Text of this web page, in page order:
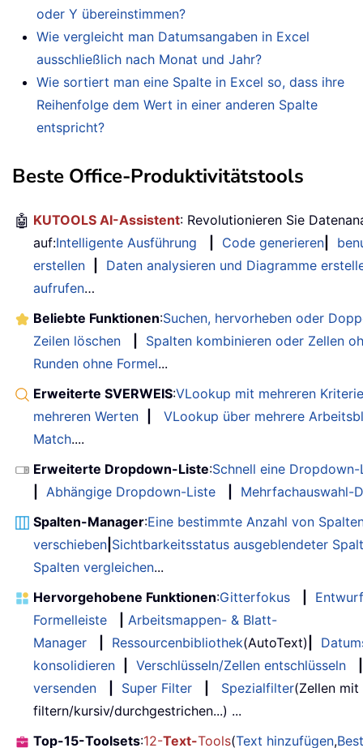
oder Y übereinstimmen?
Wie vergleicht man Datumsangaben in Excel
ausschließlich nach Monat und Jahr?
Wie sortiert man eine Spalte in Excel so, dass ihre
Reihenfolge dem Wert in einer anderen Spalte
entspricht?
Beste Office-Produktivitätstools
🤖 KUTOOLS AI-Assistent: Revolutionieren Sie
auf:Intelligente Ausführung Code generieren
erstellen
Daten analysieren und Diagramme
aufrufen…
Beliebte Funktionen:Suchen, hervorheben oder
Zeilen löschen
Spalten kombinieren oder Zellen
Runden ohne Formel...
Erweiterte SVERWEIS:VLookup mit mehreren
mehreren Werten
VLookup über mehrere
Match....
Erweiterte Dropdown-Liste:Schnell eine
Abhängige Dropdown-Liste
Mehrfachauswahl-
Spalten-Manager:Eine bestimmte Anzahl von
verschieben Sichtbarkeitsstatus ausgeblendeter
Spalten vergleichen...
Hervorgehobene Funktionen:Gitterfokus
Entwurf
Formelleiste
Arbeitsmappen- & Blatt-
Manager
Ressourcenbibliothek(AutoText)
konsolidieren
Verschlüsseln/Zellen entschlüsseln
versenden
Super Filter Spezialfilter(Zellen
filtern/kursiv/durchgestrichen...) ...
Top-15-Toolsets:12-Text-Tools(Text hinzufügen,